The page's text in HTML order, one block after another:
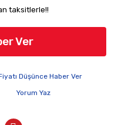
taksitlerle!!
Ver
Düşünce Haber Ver
Yorum Yaz